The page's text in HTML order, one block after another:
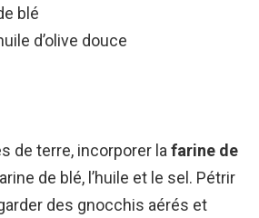
blé
d’olive douce
de terre, incorporer la farine de
de blé, l’huile et le sel. Pétrir
des gnocchis aérés et